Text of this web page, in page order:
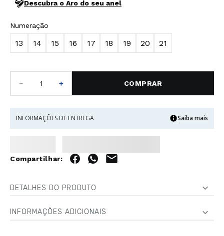
Descubra o Aro do seu anel
Numeração
13 14 15 16 17 18 19 20 21
＋
－ COMPRAR
INFORMAÇÕES DE ENTREGA Saiba mais
DETALHES DO PRODUTO
INFORMAÇÕES ADICIONAIS